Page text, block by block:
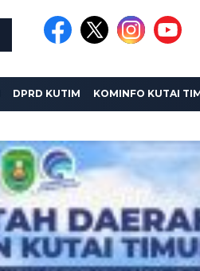
DPRD KUTIM KOMINFO KUTAI